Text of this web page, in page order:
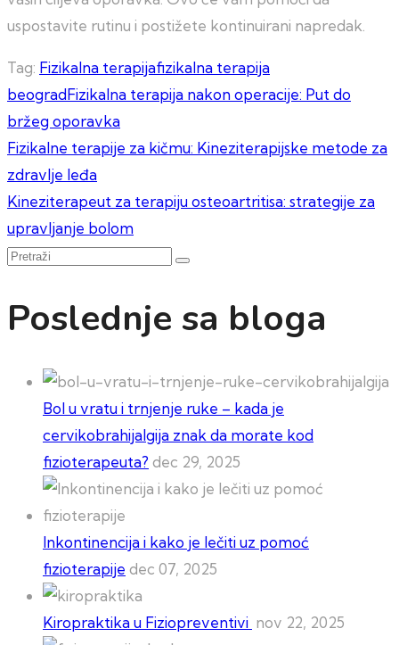
uspostavite rutinu i postižete kontinuirani napredak.
Tag: Fizikalna terapijafizikalna terapija
beogradFizikalna terapija nakon operacije: Put do
bržeg oporavka
Kretanje
članka
Fizikalne terapije za kičmu: Kineziterapijske metode za
zdravlje leđa
Kineziterapeut za terapiju osteoartritisa: strategije za
upravljanje bolom
Pretraži
Poslednje sa bloga
Bol u vratu i trnjenje ruke – kada je
cervikobrahijalgija znak da morate kod
fizioterapeuta? dec 29, 2025
Inkontinencija i kako je lečiti uz pomoć
fizioterapije dec 07, 2025
Kiropraktika u Fiziopreventivi nov 22, 2025